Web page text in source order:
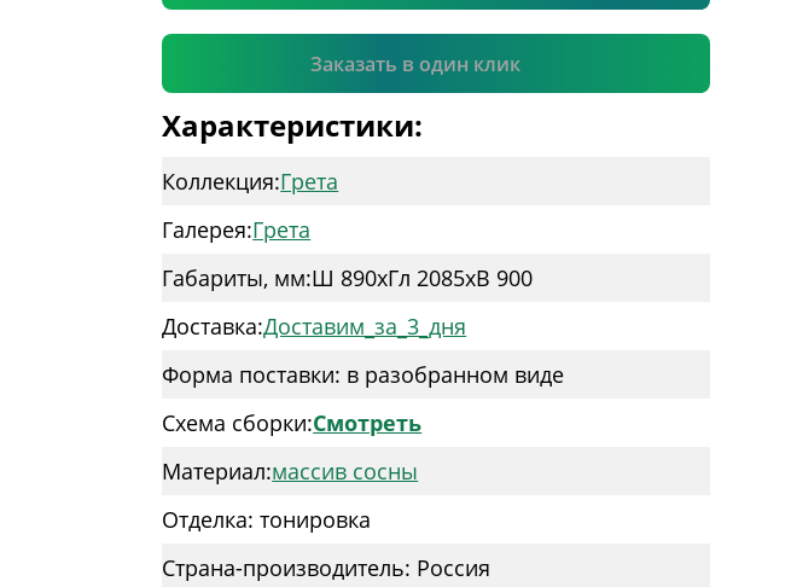
Заказать в один клик
Подтвердить
Характеристики:
Коллекция:Грета
Галерея:Грета
Габариты, мм:Ш 890xГл 2085xВ 900
Доставка:Доставим_за_3_дня
Форма поставки: в разобранном виде
Схема сборки:Смотреть
Материал:массив сосны
Отделка: тонировка
Страна-производитель: Россия